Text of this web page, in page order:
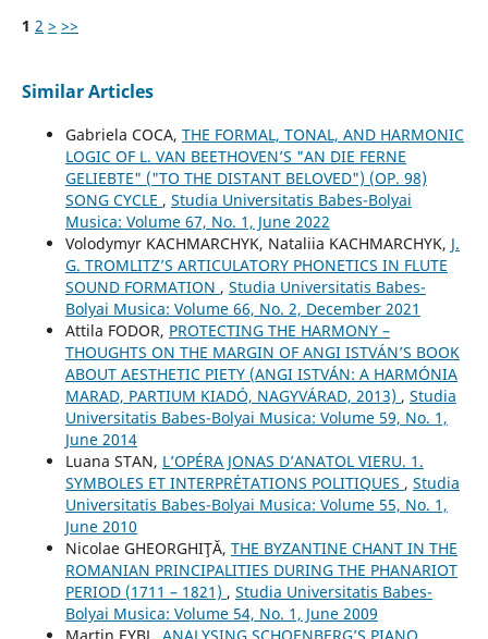
1 2 > >>
Similar Articles
Gabriela COCA, THE FORMAL, TONAL, AND HARMONIC
LOGIC OF L. VAN BEETHOVEN’S "AN DIE FERNE
GELIEBTE" ("TO THE DISTANT BELOVED") (OP. 98)
SONG CYCLE , Studia Universitatis Babes-Bolyai
Musica: Volume 67, No. 1, June 2022
Volodymyr KACHMARCHYK, Nataliia KACHMARCHYK, J.
G. TROMLITZ’S ARTICULATORY PHONETICS IN FLUTE
SOUND FORMATION , Studia Universitatis Babes-
Bolyai Musica: Volume 66, No. 2, December 2021
Attila FODOR, PROTECTING THE HARMONY –
THOUGHTS ON THE MARGIN OF ANGI ISTVÁN’S BOOK
ABOUT AESTHETIC PIETY (ANGI ISTVÁN: A HARMÓNIA
MARAD, PARTIUM KIADÓ, NAGYVÁRAD, 2013) , Studia
Universitatis Babes-Bolyai Musica: Volume 59, No. 1,
June 2014
Luana STAN, L’OPÉRA JONAS D’ANATOL VIERU. 1.
SYMBOLES ET INTERPRÉTATIONS POLITIQUES , Studia
Universitatis Babes-Bolyai Musica: Volume 55, No. 1,
June 2010
Nicolae GHEORGHIŢĂ, THE BYZANTINE CHANT IN THE
ROMANIAN PRINCIPALITIES DURING THE PHANARIOT
PERIOD (1711 – 1821) , Studia Universitatis Babes-
Bolyai Musica: Volume 54, No. 1, June 2009
Martin EYBL, ANALYSING SCHOENBERG’S PIANO